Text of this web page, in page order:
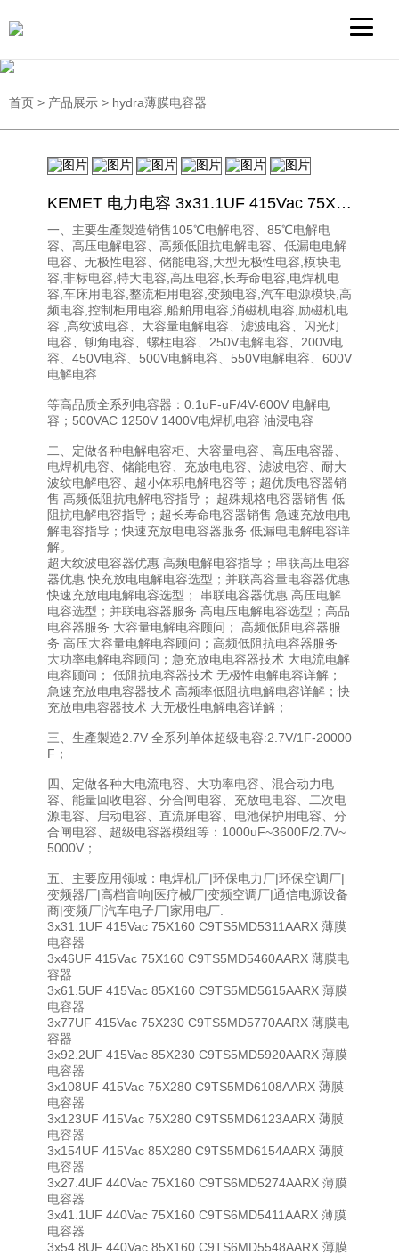
首页 > 产品展示 > hydra薄膜电容器
KEMET 电力电容 3x31.1UF 415Vac 75X160 C9TS5MD5311AARX 薄膜电容器
一、主要生產製造销售105℃电解电容、85℃电解电
容、高压电解电容、高频低阻抗电解电容、低漏电电解
电容、无极性电容、储能电容,大型无极性电容,模块电
容,非标电容,特大电容,高压电容,长寿命电容,电焊机电
容,车床用电容,整流柜用电容,变频电容,汽车电源模块,高
频电容,控制柜用电容,船舶用电容,消磁机电容,励磁机电
容 ,高纹波电容、大容量电解电容、滤波电容、闪光灯
电容、铆角电容、螺柱电容、250V电解电容、200V电
容、450V电容、500V电解电容、550V电解电容、600V
电解电容
等高品质全系列电容器：0.1uF-uF/4V-600V 电解电
容；500VAC 1250V 1400V电焊机电容 油浸电容
二、定做各种电解电容柜、大容量电容、高压电容器、
电焊机电容、储能电容、充放电电容、滤波电容、耐大
波纹电解电容、超小体积电解电容等；超优质电容器销
售 高频低阻抗电解电容指导； 超殊规格电容器销售 低
阻抗电解电容指导；超长寿命电容器销售 急速充放电电
解电容指导；快速充放电电容器服务 低漏电电解电容详
解。
超大纹波电容器优惠 高频电解电容指导；串联高压电容
器优惠 快充放电电解电容选型；并联高容量电容器优惠
快速充放电电解电容选型； 串联电容器优惠 高压电解
电容选型；并联电容器服务 高电压电解电容选型；高品
电容器服务 大容量电解电容顾问； 高频低阻电容器服
务 高压大容量电解电容顾问；高频低阻抗电容器服务
大功率电解电容顾问；急充放电电容器技术 大电流电解
电容顾问； 低阻抗电容器技术 无极性电解电容详解；
急速充放电电容器技术 高频率低阻抗电解电容详解；快
充放电电容器技术 大无极性电解电容详解；
三、生產製造2.7V 全系列单体超级电容:2.7V/1F-20000
F；
四、定做各种大电流电容、大功率电容、混合动力电
容、能量回收电容、分合闸电容、充放电电容、二次电
源电容、启动电容、直流屏电容、电池保护用电容、分
合闸电容、超级电容器模组等：1000uF~3600F/2.7V~
5000V；
五、主要应用领域：电焊机厂|环保电力厂|环保空调厂|
变频器厂|高档音响|医疗械厂|变频空调厂|通信电源设备
商|变频厂|汽车电子厂|家用电厂.
3x31.1UF 415Vac 75X160 C9TS5MD5311AARX 薄膜
电容器
3x46UF 415Vac 75X160 C9TS5MD5460AARX 薄膜电
容器
3x61.5UF 415Vac 85X160 C9TS5MD5615AARX 薄膜
电容器
3x77UF 415Vac 75X230 C9TS5MD5770AARX 薄膜电
容器
3x92.2UF 415Vac 85X230 C9TS5MD5920AARX 薄膜
电容器
3x108UF 415Vac 75X280 C9TS5MD6108AARX 薄膜
电容器
3x123UF 415Vac 75X280 C9TS5MD6123AARX 薄膜
电容器
3x154UF 415Vac 85X280 C9TS5MD6154AARX 薄膜
电容器
3x27.4UF 440Vac 75X160 C9TS6MD5274AARX 薄膜
电容器
3x41.1UF 440Vac 75X160 C9TS6MD5411AARX 薄膜
电容器
3x54.8UF 440Vac 85X160 C9TS6MD5548AARX 薄膜